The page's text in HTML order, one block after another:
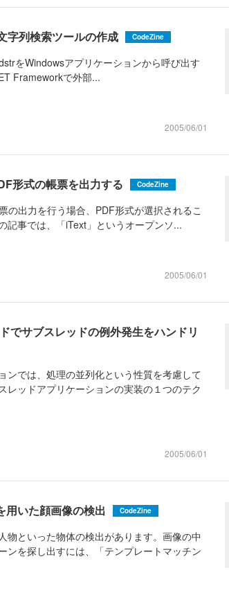
字列検索ツールの作成 CodeZine
をWindowsアプリケーションから呼び出す
Frameworkで外部...
2005/06/01
形式の帳票を出力する CodeZine
の出力を行う場合、PDF形式が選択されるこ
記事では、「iText」というオープンソ...
2005/06/01
サブスレッドの例外発生をハンドリ
ンでは、処理の並列化という性質を考慮して
レッドアプリケーションの実装の１つのテク
2005/06/01
用いた顔画像の検出 CodeZine
物といった物体の検出があります。画像の中
ンを探し出すには、「テンプレートマッチン